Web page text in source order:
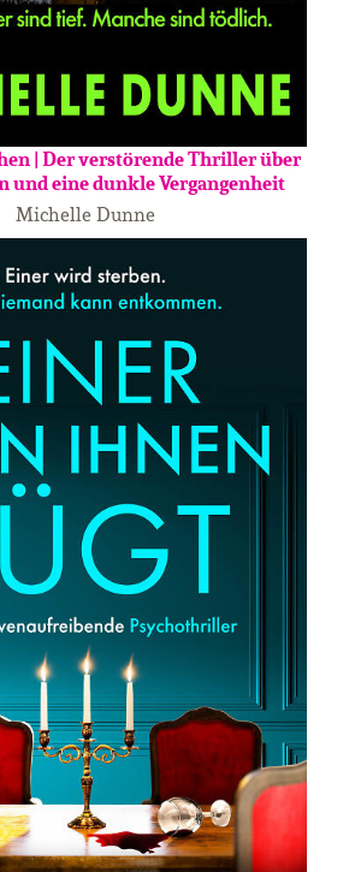
| Der verstörende Thriller über
und eine dunkle Vergangenheit
Michelle Dunne